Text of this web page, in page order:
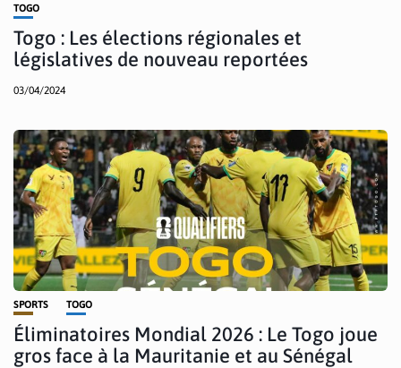
TOGO
Togo : Les élections régionales et
législatives de nouveau reportées
03/04/2024
SPORTS TOGO
Éliminatoires Mondial 2026 : Le Togo joue
gros face à la Mauritanie et au Sénégal